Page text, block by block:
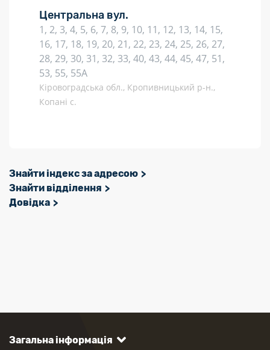
Центральна вул.
1, 2, 3, 4, 5, 6, 7, 8, 9, 10, 11, 12, 13, 14, 15,
16, 17, 18, 19, 20, 21, 22, 23, 24, 25, 26, 27,
28, 29, 30, 31, 32, 33, 40, 43, 44, 45, 47, 51,
53, 55, 55А
Кіровоградська обл., Кропивницький р-н.,
Копані с.
Знайти індекс за адресою
Знайти відділення
Довідка
Загальна інформація